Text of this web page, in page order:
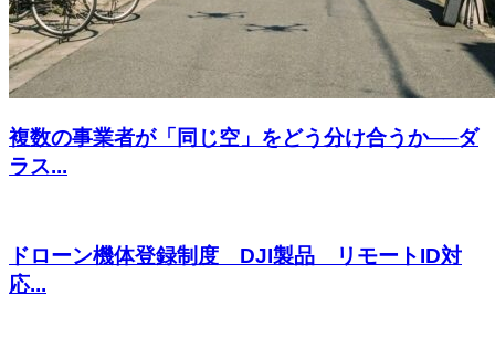
複数の事業者が「同じ空」をどう分け合うか──ダ
ラス...
ドローン機体登録制度 DJI製品 リモートID対
応...